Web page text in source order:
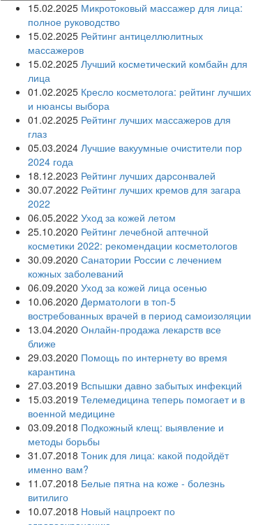
15.02.2025 Микротоковый массажер для лица:
полное руководство
15.02.2025 Рейтинг антицеллюлитных
массажеров
15.02.2025 Лучший косметический комбайн для
лица
01.02.2025 Кресло косметолога: рейтинг лучших
и нюансы выбора
01.02.2025 Рейтинг лучших массажеров для
глаз
05.03.2024 Лучшие вакуумные очистители пор
2024 года
18.12.2023 Рейтинг лучших дарсонвалей
30.07.2022 Рейтинг лучших кремов для загара
2022
06.05.2022 Уход за кожей летом
25.10.2020 Рейтинг лечебной аптечной
косметики 2022: рекомендации косметологов
30.09.2020 Санатории России с лечением
кожных заболеваний
06.09.2020 Уход за кожей лица осенью
10.06.2020 Дерматологи в топ-5
востребованных врачей в период самоизоляции
13.04.2020 Онлайн-продажа лекарств все
ближе
29.03.2020 Помощь по интернету во время
карантина
27.03.2019 Вспышки давно забытых инфекций
15.03.2019 Телемедицина теперь помогает и в
военной медицине
03.09.2018 Подкожный клещ: выявление и
методы борьбы
31.07.2018 Тоник для лица: какой подойдёт
именно вам?
11.07.2018 Белые пятна на коже - болезнь
витилиго
10.07.2018 Новый нацпроект по